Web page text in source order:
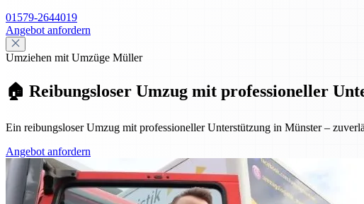
01579-2644019
Angebot anfordern
Umziehen mit Umzüge Müller
🏠 Reibungsloser Umzug mit professioneller
Ein reibungsloser Umzug mit professioneller Unterstützung in Münster –
Angebot anfordern